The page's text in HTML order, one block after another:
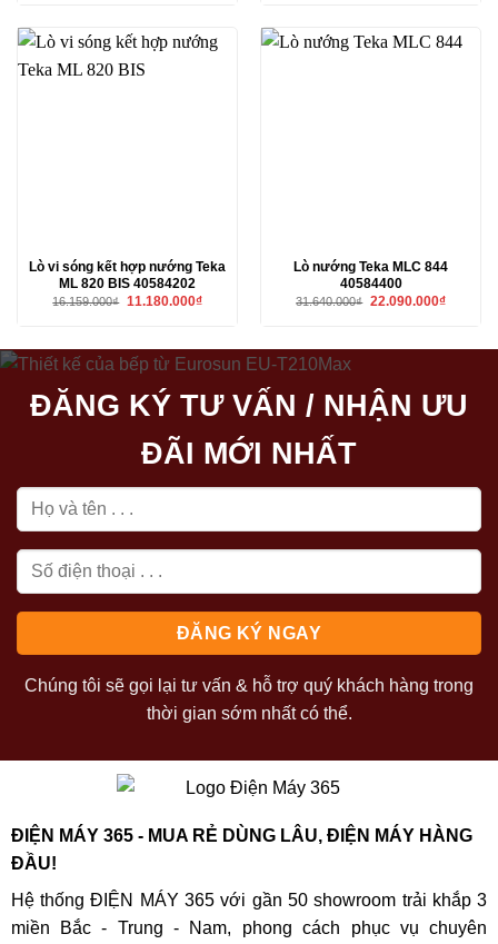
Lò vi sóng kết hợp nướng Teka
ML 820 BIS 40584202
16.159.000₫ Giá
11.180.000₫Giá
11.180.000₫.
Lò nướng Teka MLC 844
40584400
31.640.000₫ Giá
22.090.000₫Giá
ĐĂNG KÝ TƯ VẤN / NHẬN ƯU
ĐÃI MỚI NHẤT
Chúng tôi sẽ gọi lại tư vấn & hỗ trợ quý khách hàng trong
thời gian sớm nhất có thể.
ĐIỆN MÁY 365 - MUA RẺ DÙNG LÂU, ĐIỆN MÁY HÀNG
ĐẦU!
Hệ thống ĐIỆN MÁY 365 với gần 50 showroom trải khắp 3
miền Bắc - Trung - Nam, phong cách phục vụ chuyên